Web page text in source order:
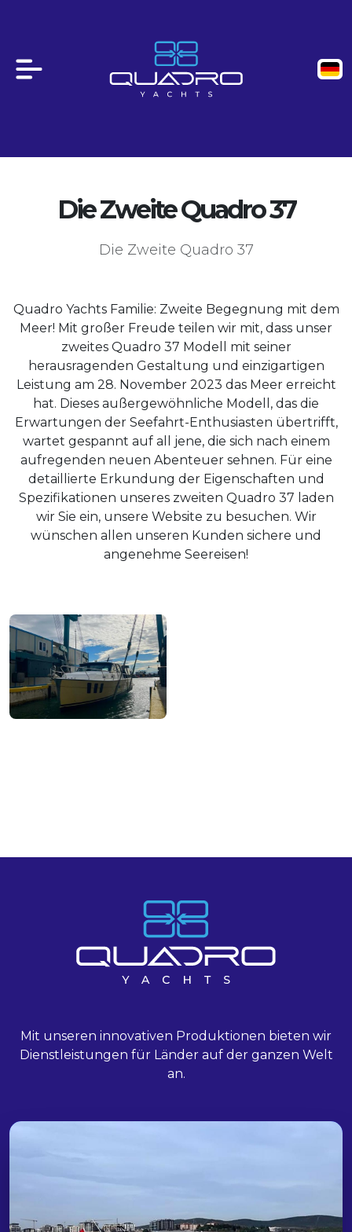
Leistungen
Modelle
Galerie
Die Zweite Quadro 37
Die Zweite Quadro 37
Quadro Yachts Familie: Zweite Begegnung mit dem
Meer! Mit großer Freude teilen wir mit, dass unser
zweites Quadro 37 Modell mit seiner
herausragenden Gestaltung und einzigartigen
Leistung am 28. November 2023 das Meer erreicht
hat. Dieses außergewöhnliche Modell, das die
Erwartungen der Seefahrt-Enthusiasten übertrifft,
wartet gespannt auf all jene, die sich nach einem
aufregenden neuen Abenteuer sehnen. Für eine
detaillierte Erkundung der Eigenschaften und
Spezifikationen unseres zweiten Quadro 37 laden
wir Sie ein, unsere Website zu besuchen. Wir
wünschen allen unseren Kunden sichere und
angenehme Seereisen!
Mit unseren innovativen Produktionen bieten wir
Dienstleistungen für Länder auf der ganzen Welt
an.